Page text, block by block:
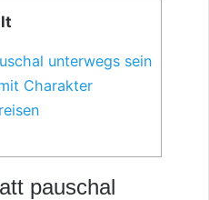
unterwegs sein
Charakter
pauschal